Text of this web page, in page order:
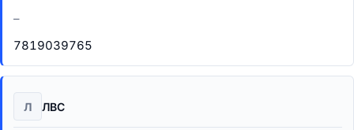
–
7819039765
Л ЛВС